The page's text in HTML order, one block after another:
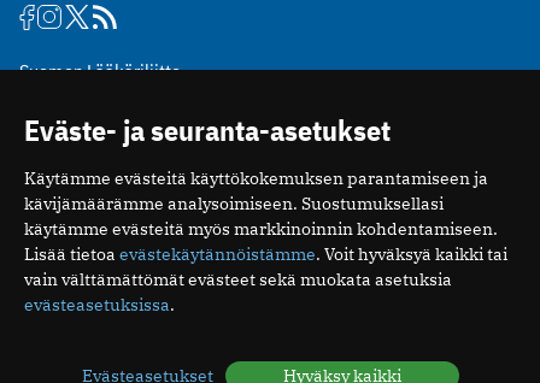
Suomen Lääkäriliitto
00510 Helsinki
puh. (09) 393 091
toimitus@potilaanlaakarilehti.fi
ISSN 2323-9476
Eväste- ja seuranta-asetukset
Käytämme evästeitä käyttökokemuksen parantamiseen ja
kävijämäärämme analysoimiseen. Suostumuksellasi
käytämme evästeitä myös markkinoinnin kohdentamiseen.
Lisää tietoa evästekäytännöistämme. Voit hyväksyä kaikki tai
vain välttämättömät evästeet sekä muokata asetuksia
evästeasetuksissa.
Evästeasetukset Hyväksy kaikki